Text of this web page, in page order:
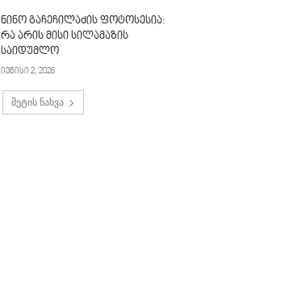
ნინო გაჩეჩილაძის ფოტოსესია:
რა არის მისი სილამაზის
საიდუმლო
ივნისი 2, 2026
მეტის ნახვა